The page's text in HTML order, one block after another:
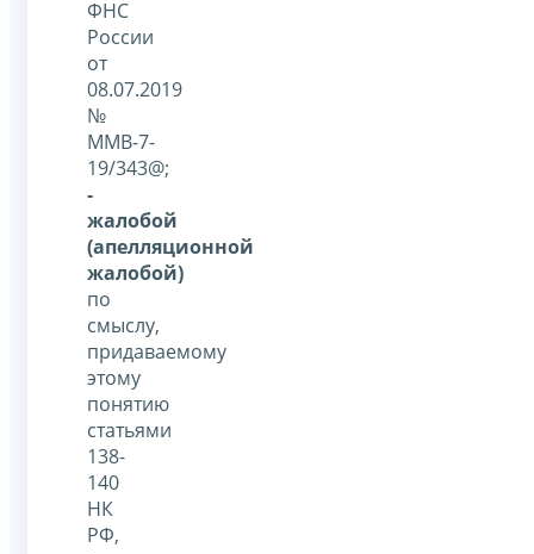
ФНС
России
от
08.07.2019
№
ММВ-7-
19/343@;
-
жалобой
(апелляционной
жалобой)
по
смыслу,
придаваемому
этому
понятию
статьями
138-
140
НК
РФ,